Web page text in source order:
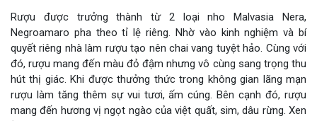
Rượu được trưởng thành từ 2 loại nho Malvasia Nera,
Negroamaro pha theo tỉ lệ riêng. Nhờ vào kinh nghiệm và bí
quyết riêng nhà làm rượu tạo nên chai vang tuyệt hảo. Cùng với
đó, rượu mang đến màu đỏ đậm nhưng vô cùng sang trọng thu
hút thị giác. Khi được thưởng thức trong không gian lãng mạn
rượu làm tăng thêm sự vui tươi, ấm cúng. Bên cạnh đó, rượu
mang đến hương vị ngọt ngào của việt quất, sim, dâu rừng. Xen